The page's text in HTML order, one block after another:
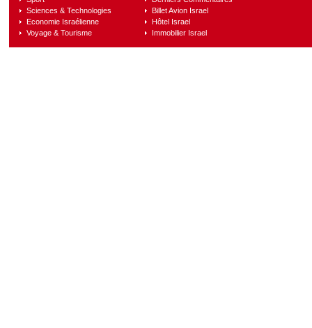
Sciences & Technologies
Economie Israélienne
Voyage & Tourisme
Billet Avion Israel
Hôtel Israel
Immobilier Israel